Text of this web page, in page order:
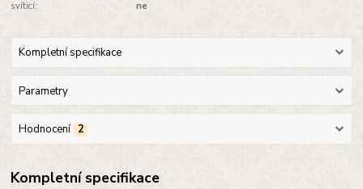
svíticí:
ne
Kompletní specifikace
Parametry
Hodnocení 2
Kompletní specifikace